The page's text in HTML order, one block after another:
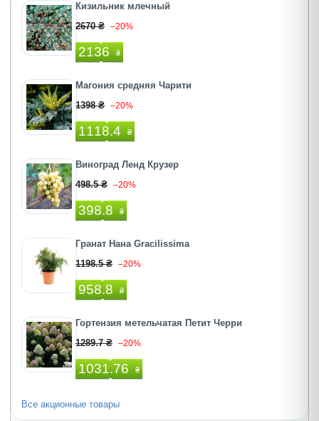
Кизильник млечный
2670 ₴ –20%
2136 ₴
Магония средняя Чарити
1398 ₴ –20%
1118.4 ₴
Виноград Ленд Крузер
498.5 ₴ –20%
398.8 ₴
Гранат Нана Gracilissima
1198.5 ₴ –20%
958.8 ₴
Гортензия метельчатая Петит Черри
1289.7 ₴ –20%
1031.76 ₴
Все акционные товары